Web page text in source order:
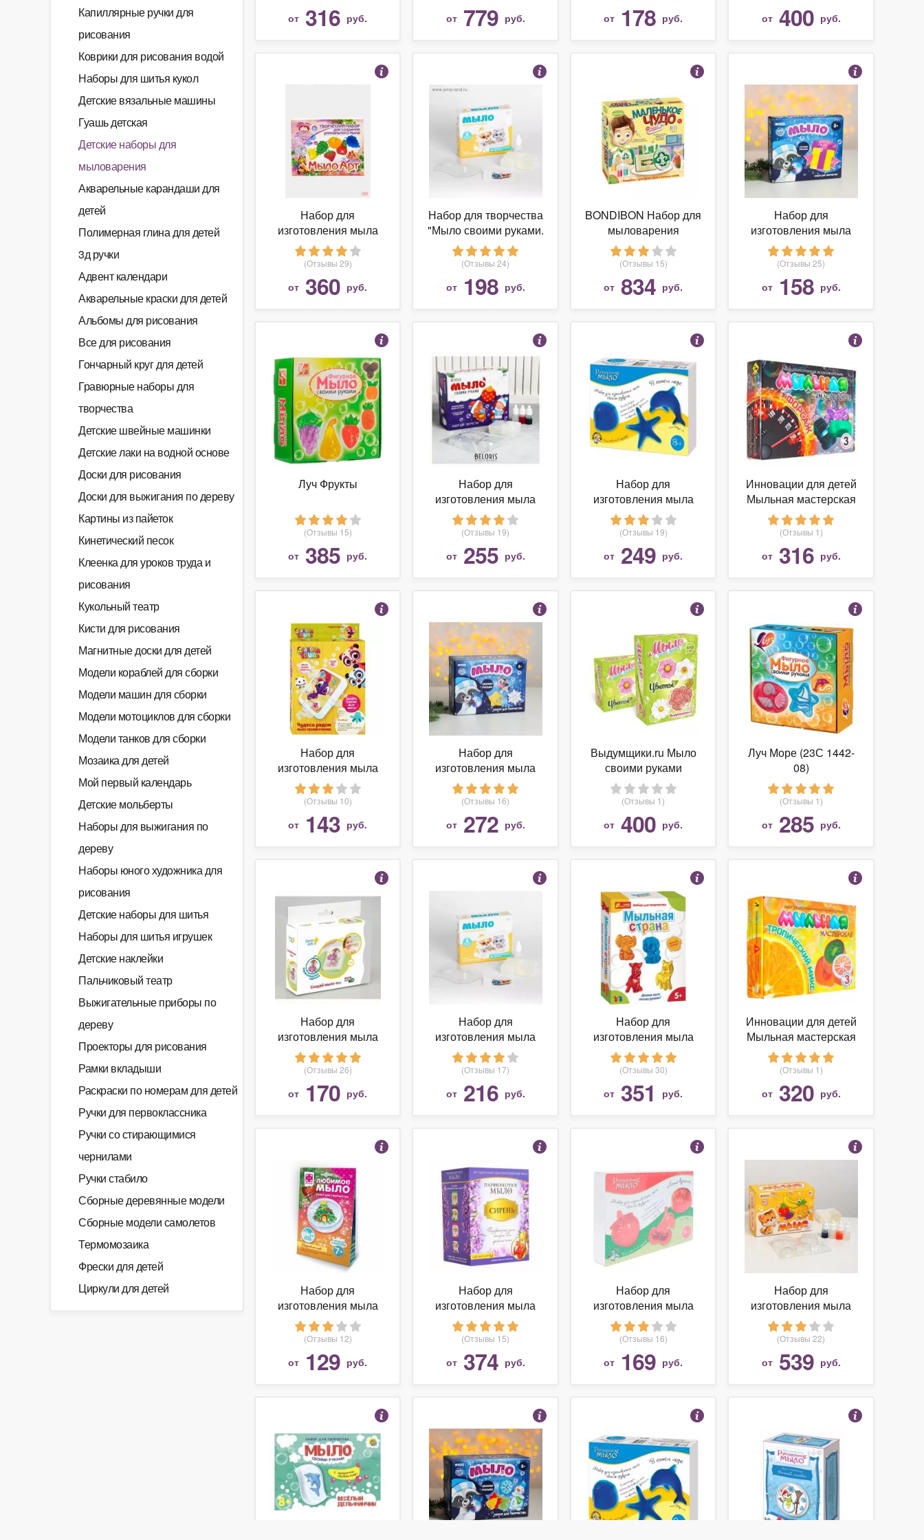
Капиллярные ручки для
рисования
Коврики для рисования водой
Наборы для шитья кукол
Детские вязальные машины
Гуашь детская
Детские наборы для
мыловарения
Акварельные карандаши для
детей
Полимерная глина для детей
3д ручки
Адвент календари
Акварельные краски для детей
Альбомы для рисования
Все для рисования
Гончарный круг для детей
Гравюрные наборы для
творчества
Детские швейные машинки
Детские лаки на водной основе
Доски для рисования
Доски для выжигания по дереву
Картины из пайеток
Кинетический песок
Клеенка для уроков труда и
рисования
Кукольный театр
Кисти для рисования
Магнитные доски для детей
Модели кораблей для сборки
Модели машин для сборки
Модели мотоциклов для сборки
Модели танков для сборки
Мозаика для детей
Мой первый календарь
Детские мольберты
Наборы для выжигания по
дереву
Наборы юного художника для
рисования
Детские наборы для шитья
Наборы для шитья игрушек
Детские наклейки
Пальчиковый театр
Выжигательные приборы по
дереву
Проекторы для рисования
Рамки вкладыши
Раскраски по номерам для детей
Ручки для первоклассника
Ручки со стирающимися
чернилами
Ручки стабило
Сборные деревянные модели
Сборные модели самолетов
Термомозаика
Фрески для детей
Циркули для детей
от 316 руб. от 779 руб.
Снегурочка"
от 178 руб. от 400 руб.
Набор для
изготовления мыла
ДетиАрт Зверюшки
(Отзывы 29)
от 360 руб.
Набор для творчества
"Мыло своими руками.
Веселые друзья"
(Отзывы 24)
от 198 руб.
BONDIBON Набор для
мыловарения
Маленькое чудо Мыло
с орнаментом
(ВВ1255)
(Отзывы 15)
от 834 руб.
Набор для
изготовления мыла
Школа талантов
Новогодний подарок
(Отзывы 25)
от 158 руб.
Луч Фрукты
(Отзывы 15)
от 385 руб.
Набор для
изготовления мыла
Школа талантов
(Отзывы 19)
от 255 руб.
Набор для
изготовления мыла
Десятое королевство
В море
(Отзывы 19)
от 249 руб.
Инновации для детей
Мыльная мастерская
Форсаж (746)
(Отзывы 1)
от 316 руб.
Набор для
изготовления мыла
Origami Дракоша
Тоша. Чудеса рядом
(Отзывы 10)
от 143 руб.
Набор для
изготовления мыла
Школа талантов
Новый год
(Отзывы 16)
от 272 руб.
Выдумщики.ru Мыло
своими руками
"Цветы"
(2700000017678)
(Отзывы 1)
от 400 руб.
Луч Море (23С 1442-
08)
(Отзывы 1)
от 285 руб.
Набор для
изготовления мыла
Genio Kids Фея
(Отзывы 26)
от 170 руб.
Набор для
изготовления мыла
Школа талантов
Веселые друзья
(Отзывы 17)
от 216 руб.
Набор для
изготовления мыла
RANOK CREATIVE
Мыльная страна
Веселый зоопарк
(Отзывы 30)
от 351 руб.
Инновации для детей
Мыльная мастерская
Тропический микс
(744)
(Отзывы 1)
от 320 руб.
Набор для
изготовления мыла
Фантазёр
(Отзывы 12)
от 129 руб.
Набор для
изготовления мыла
Master IQ Сирень
(Отзывы 15)
от 374 руб.
Набор для
изготовления мыла
Десятое королевство
Лето
(Отзывы 16)
от 169 руб.
Набор для
изготовления мыла
Школа талантов
Фрукты
(Отзывы 22)
от 539 руб.